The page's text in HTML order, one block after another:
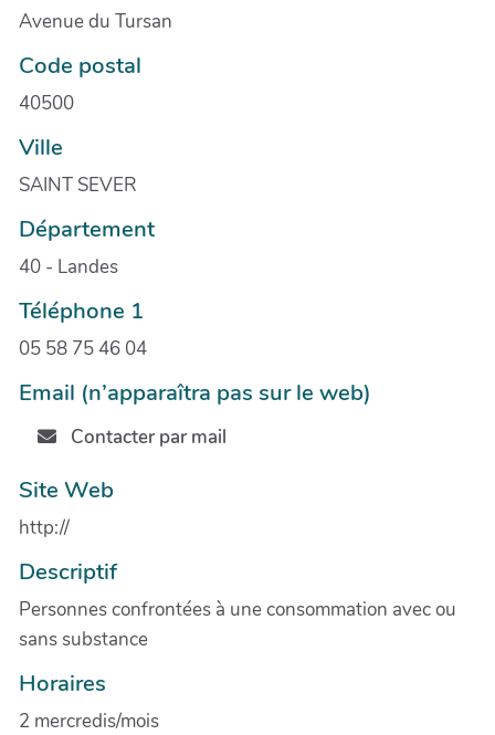
Avenue du Tursan
Code postal
40500
Ville
SAINT SEVER
Département
40 - Landes
Téléphone 1
05 58 75 46 04
Email (n’apparaîtra pas sur le web)
Contacter par mail
Site Web
http://
Descriptif
Personnes confrontées à une consommation avec ou
sans substance
Horaires
2 mercredis/mois